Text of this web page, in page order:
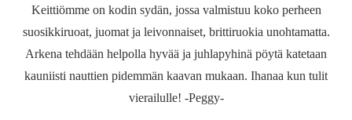
Keittiömme on kodin sydän, jossa valmistuu koko perheen
suosikkiruoat, juomat ja leivonnaiset, brittiruokia unohtamatta.
Arkena tehdään helpolla hyvää ja juhlapyhinä pöytä katetaan
kauniisti nauttien pidemmän kaavan mukaan. Ihanaa kun tulit
vierailulle! -Peggy-